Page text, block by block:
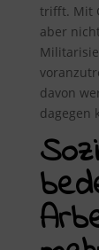
trifft. Mit
aber
davon
dagegen